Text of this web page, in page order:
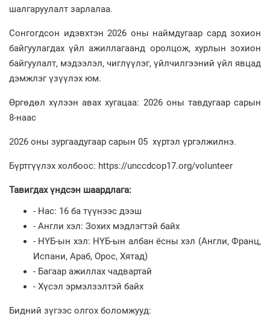
шалгаруулалт зарлалаа.
Сонгогдсон идэвхтэн 2026 оны наймдугаар сард зохион
байгуулагдах үйл ажиллагаанд оролцож, хурлын зохион
байгуулалт, мэдээлэл, чиглүүлэг, үйлчилгээний үйл явцад
дэмжлэг үзүүлэх юм.
Өргөдөл хүлээн авах хугацаа: 2026 оны тавдугаар сарын
8-наас
2026 оны зургаадугаар сарын 05 хүртэл үргэлжилнэ.
Бүртгүүлэх холбоос: https://unccdcop17.org/volunteer
Тавигдах үндсэн шаардлага:
- Нас: 16 ба түүнээс дээш
- Англи хэл: Зохих мэдлэгтэй байх
- НҮБ-ын хэл: НҮБ-ын албан ёсны хэл (Англи, Франц,
Испани, Араб, Орос, Хятад)
- Багаар ажиллах чадвартай
- Хүсэл эрмэлзэлтэй байх
Бидний зүгээс олгох боломжууд: